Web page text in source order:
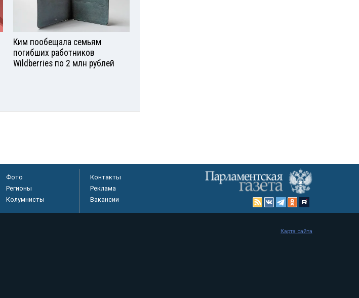
Ким пообещала семьям
погибших работников
Wildberries по 2 млн рублей
Фото
Регионы
Колумнисты
Контакты
Реклама
Вакансии
Карта сайта